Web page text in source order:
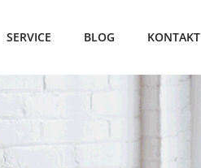
SERVICE BLOG KONTAKT